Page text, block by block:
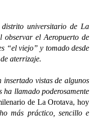
universitario de La
observar el Aeropuerto de
“el viejo” y tomado desde
aterrizaje.
vistas de algunos
ha llamado poderosamente
de La Orotava, hoy
más práctico, sencillo e